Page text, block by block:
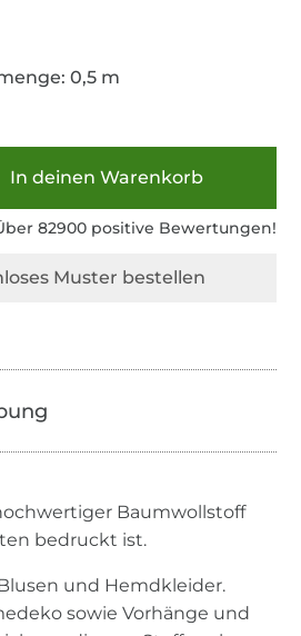
0,5 m
In deinen Warenkorb
82900 positive Bewertungen!
Baumwollstoff
bedruckt ist.
und Hemdkleider.
sowie Vorhänge und